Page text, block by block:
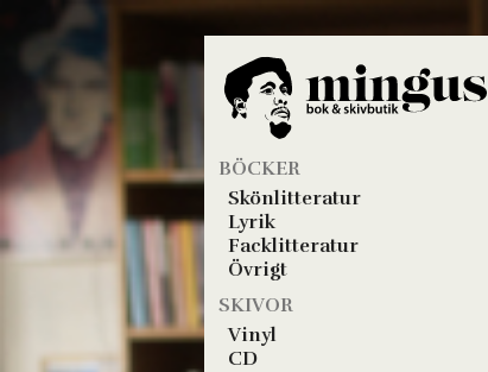
BÖCKER
Skönlitteratur
Lyrik
Facklitteratur
Övrigt
SKIVOR
Vinyl
CD